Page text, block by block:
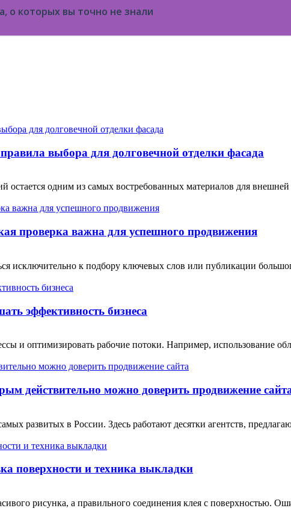
которых вы точно не знали
выбора для долговечной отделки фасада
одним из самых востребованных материалов для внешней
проверка важна для успешного продвижения
исключительно к подбору ключевых слов или публикации
эффективность бизнеса
и оптимизировать рабочие потоки. Например, использование
действительно можно доверить продвижение
развитых в России. Здесь работают десятки агентств,
поверхности и техника выкладки
рисунка, а правильного соединения клея с поверхностью.